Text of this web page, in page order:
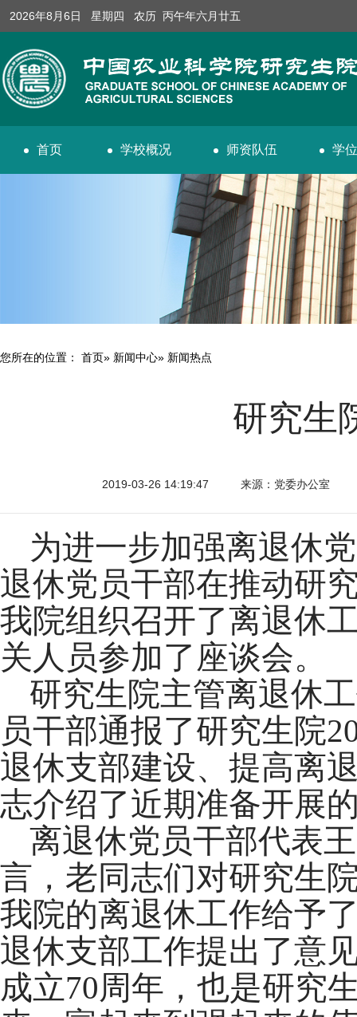
2026年8月6日 星期四 农历 丙午年六月廿五
首页 学校概况 师资队伍 学
您所在的位置： 首页» 新闻中心» 新闻热点
研究生
2019-03-26 14:19:47 来源：党委办公室
为进一步加强离退休
退休党员干部在推动研
我院组织召开了离退休
关人员参加了座谈会。
研究生院主管离退休
员干部通报了研究生院
退休支部建设、提高离
志介绍了近期准备开展
离退休党员干部代表
言，老同志们对研究生
我院的离退休工作给予
退休支部工作提出了意
成立70周年，也是研究